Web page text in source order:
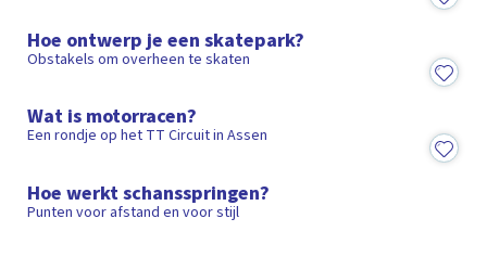
Hoe ontwerp je een skatepark?
Obstakels om overheen te skaten
Wat is motorracen?
Een rondje op het TT Circuit in Assen
Hoe werkt schansspringen?
Punten voor afstand en voor stijl